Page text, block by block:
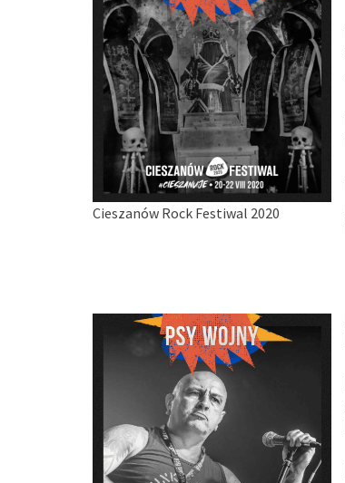
Cieszanów Rock Festiwal 2020